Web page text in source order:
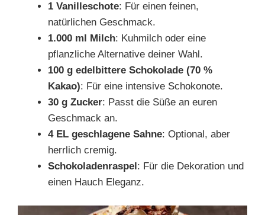
1 Vanilleschote: Für einen feinen,
natürlichen Geschmack.
1.000 ml Milch: Kuhmilch oder eine
pflanzliche Alternative deiner Wahl.
100 g edelbittere Schokolade (70 %
Kakao): Für eine intensive Schokonote.
30 g Zucker: Passt die Süße an euren
Geschmack an.
4 EL geschlagene Sahne: Optional, aber
herrlich cremig.
Schokoladenraspel: Für die Dekoration und
einen Hauch Eleganz.